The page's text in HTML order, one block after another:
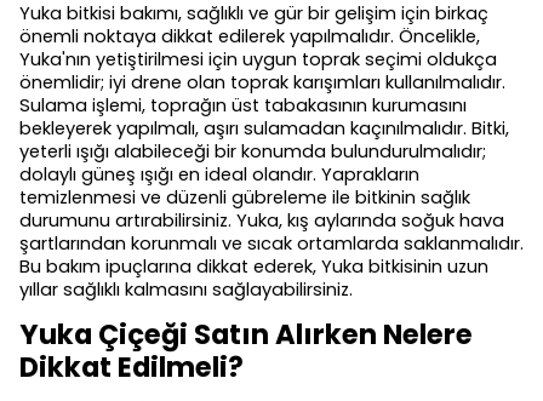
Yuka bitkisi bakımı, sağlıklı ve gür bir gelişim için birkaç
önemli noktaya dikkat edilerek yapılmalıdır. Öncelikle,
Yuka'nın yetiştirilmesi için uygun toprak seçimi oldukça
önemlidir; iyi drene olan toprak karışımları kullanılmalıdır.
Sulama işlemi, toprağın üst tabakasının kurumasını
bekleyerek yapılmalı, aşırı sulamadan kaçınılmalıdır. Bitki,
yeterli ışığı alabileceği bir konumda bulundurulmalıdır;
dolaylı güneş ışığı en ideal olandır. Yaprakların
temizlenmesi ve düzenli gübreleme ile bitkinin sağlık
durumunu artırabilirsiniz. Yuka, kış aylarında soğuk hava
şartlarından korunmalı ve sıcak ortamlarda saklanmalıdır.
Bu bakım ipuçlarına dikkat ederek, Yuka bitkisinin uzun
yıllar sağlıklı kalmasını sağlayabilirsiniz.
Yuka Çiçeği Satın Alırken Nelere
Dikkat Edilmeli?